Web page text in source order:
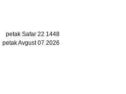
petak Safar 22 1448
petak Avgust 07 2026